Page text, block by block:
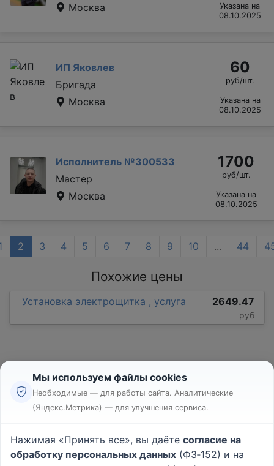
Москва
Указана на
08.10.2025
ИП Яковлев
Бригада
Москва
60
руб/шт.
Указана на
08.10.2025
Исполнитель №300533
Мастер
Москва
1700
руб/шт.
Указана на
08.10.2025
2 3 4 5 6 7 8 9 10 ... 44
Похожие цены
Установка электрощитка , услуга 2649.47
руб
Реклама
Пользовательское соглашение
Политика конфиденциальности
Мы используем файлы cookies
Необходимые — для работы сайта. Аналитические
(Яндекс.Метрика) — для улучшения сервиса.
Нажимая «Принять все», вы даёте согласие на
обработку персональных данных (ФЗ‑152) и на